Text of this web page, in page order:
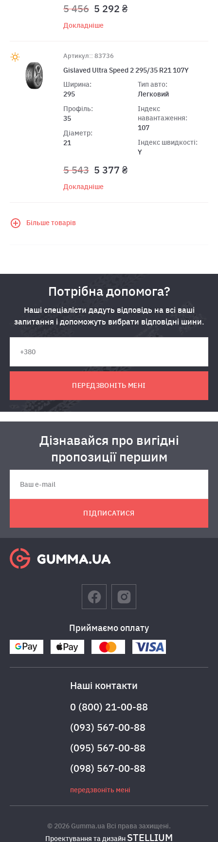
5 456 5 292 ₴
Докладніше
Артикул:: 83736
Gislaved Ultra Speed 2 295/35 R21 107Y
Ширина:
295
Профіль:
35
Діаметр:
21
Тип авто:
Легковий
Індекс
навантаження:
107
Індекс швидкості:
Y
5 543 5 377 ₴
Докладніше
Більше товарів
Потрібна допомога?
Наші спеціалісти дадуть відповідь на всі ваші
запитання і допоможуть вибрати відповідні шини.
ПЕРЕДЗВОНІТЬ МЕНІ
Дізнавайся про вигідні
пропозиції першим
ПІДПИСАТИСЯ
Приймаємо оплату
Наші контакти
0 (800) 21-00-88
(093) 567-00-88
(095) 567-00-88
(098) 567-00-88
передзвоніть мені
© 2026 Gumma.ua Всі права захищені.
Проектування та дизайн STELLIUM